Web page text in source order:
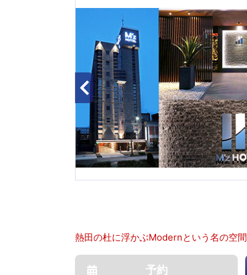
熱田の杜に浮かぶModernという名の空間
予約